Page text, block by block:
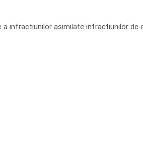
infractiunilor asimilate infractiunilor de